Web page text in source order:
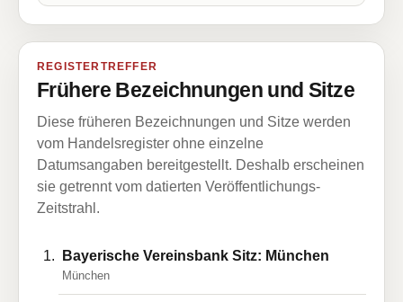
REGISTERTREFFER
Frühere Bezeichnungen und Sitze
Diese früheren Bezeichnungen und Sitze werden
vom Handelsregister ohne einzelne
Datumsangaben bereitgestellt. Deshalb erscheinen
sie getrennt vom datierten Veröffentlichungs-
Zeitstrahl.
Bayerische Vereinsbank Sitz: München
München